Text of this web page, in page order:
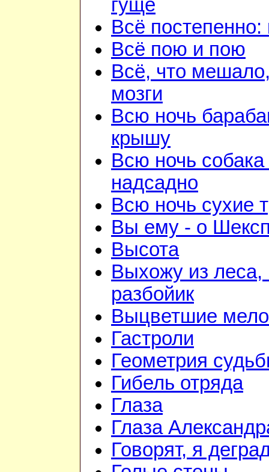
гуще
Всё постепенно:
Всё пою и пою
Всё, что
мозги
Всю ночь
крышу
Всю ночь
надсадно
Всю ночь сухие
Вы ему - о
Высота
Выхожу из леса,
разбойик
Выцветшие
Гастроли
Геометрия
Гибель отряда
Глаза
Глаза
Говорят, я